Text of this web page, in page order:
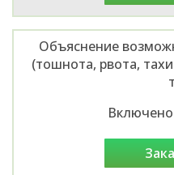
Объяснение
(тошнота, рвота,